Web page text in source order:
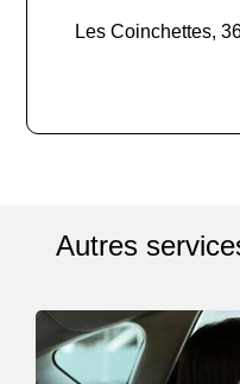
Les Coinchettes,
Autres